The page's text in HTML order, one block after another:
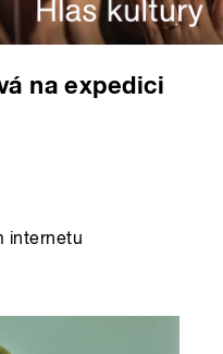
na expedici
internetu